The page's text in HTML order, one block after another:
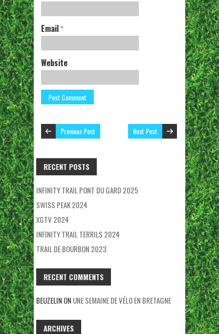
Email *
Website
Previous Post Next Post
RECENT POSTS
INFINITY TRAIL PONT DU GARD 2025
SWISS PEAK 2024
XGTV 2024
INFINITY TRAIL TERRILS 2024
TRAIL DE BOURBON 2023
RECENT COMMENTS
BEUZELIN ON UNE SEMAINE DE VÉLO EN BRETAGNE
ARCHIVES